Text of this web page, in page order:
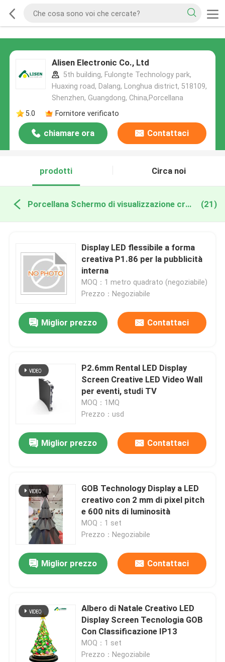
Alisen Electronic Co., Ltd
5th building, Fulongte Technology park,
Huaxing road, Dalang, Longhua district, 518109,
Shenzhen, Guangdong, China,Porcellana
5.0
Fornitore verificato
chiamare ora Contattaci
prodotti Circa noi
Porcellana Schermo di visualizzazione creativo del LED (21)
Display LED flessibile a forma
creativa P1.86 per la pubblicità
interna
MOQ：1 metro quadrato (negoziabile)
Prezzo：Negoziabile
Miglior prezzo Contattaci
P2.6mm Rental LED Display
Screen Creative LED Video Wall
per eventi, studi TV
MOQ：1MQ
Prezzo：usd
Miglior prezzo Contattaci
GOB Technology Display a LED
creativo con 2 mm di pixel pitch
e 600 nits di luminosità
MOQ：1 set
Prezzo：Negoziabile
Miglior prezzo Contattaci
Albero di Natale Creativo LED
Display Screen Tecnologia GOB
Con Classificazione IP13
MOQ：1 set
Prezzo：Negoziabile